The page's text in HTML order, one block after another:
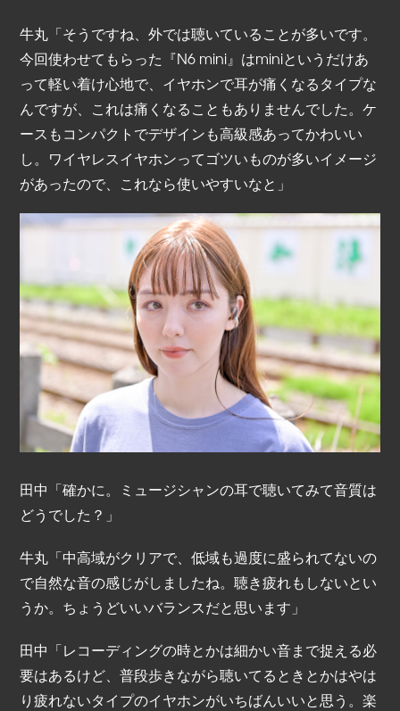
牛丸「そうですね、外では聴いていることが多いです。
今回使わせてもらった『N6 mini』はminiというだけあ
って軽い着け心地で、イヤホンで耳が痛くなるタイプな
んですが、これは痛くなることもありませんでした。ケ
ースもコンパクトでデザインも高級感あってかわいい
し。ワイヤレスイヤホンってゴツいものが多いイメージ
があったので、これなら使いやすいなと」
田中「確かに。ミュージシャンの耳で聴いてみて音質は
どうでした？」
牛丸「中高域がクリアで、低域も過度に盛られてないの
で自然な音の感じがしましたね。聴き疲れもしないとい
うか。ちょうどいいバランスだと思います」
田中「レコーディングの時とかは細かい音まで捉える必
要はあるけど、普段歩きながら聴いてるときとかはやは
り疲れないタイプのイヤホンがいちばんいいと思う。楽